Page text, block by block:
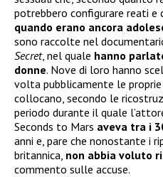
potrebbero configurare reati e
quando erano ancora
sono raccolte nel
Secret, nel quale hanno
donne. Nove di loro hanno
volta pubblicamente le
collocano, secondo le
periodo durante il quale
Seconds to Mars aveva tra i
anni e, pare che nonostante i
britannica, non abbia voluto
commento sulle accuse.